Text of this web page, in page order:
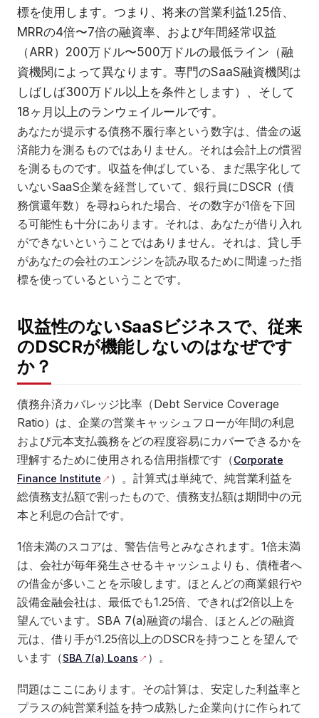
標を使用します。つまり、将来の営業利益1.25倍、
MRRの4倍〜7倍の融資率、および年間経常収益
（ARR）200万ドル〜500万ドルの最低ライン（融
資機関によって異なります。専門のSaaS融資機関は
しばしば300万ドル以上を条件とします）、そして
18ヶ月以上のランウェイルールです。
あなたが提示する債務不履行率という数字は、借金の返
済能力を測るものではありません。それは会計上の慣習
を測るものです。収益を伸ばしている、まだ黒字化して
いないSaaS企業を経営していて、銀行員にDSCR（債
務償還年数）を尋ねられた場合、その数字が1倍を下回
る可能性も十分にあります。それは、あなたが借り入れ
ができないということではありません。それは、貸し手
があなたの会社のエンジンを読み取るために間違った指
標を使っているということです。
収益性のないSaaSビジネスで、従来
のDSCRが機能しないのはなぜです
か？
債務弁済カバレッジ比率（Debt Service Coverage
Ratio）は、企業の営業キャッシュフローが年間の利息
および元本支払義務をどの程度容易にカバーできるかを
理解するために使用される信用指標です（Corporate
Finance Institute
）。計算式は単純で、純営業利益を
総債務支払額で割ったもので、債務支払額は期間中の元
本と利息の合計です。
1倍未満のスコアは、警告信号とみなされます。1倍未満
は、会社が毎年発生させるキャッシュよりも、債権者へ
の借金が多いことを示唆します。ほとんどの商業銀行や
設備金融会社は、最低でも1.25倍、できれば2倍以上を
望んでいます。SBA 7(a)融資の場合、ほとんどの融資
元は、借り手が1.25倍以上のDSCRを持つことを望んで
います（SBA 7(a) Loans ）。
問題はここにあります。その計算は、安定した利益率と
プラスの純営業利益を持つ成熟した企業向けに作られて